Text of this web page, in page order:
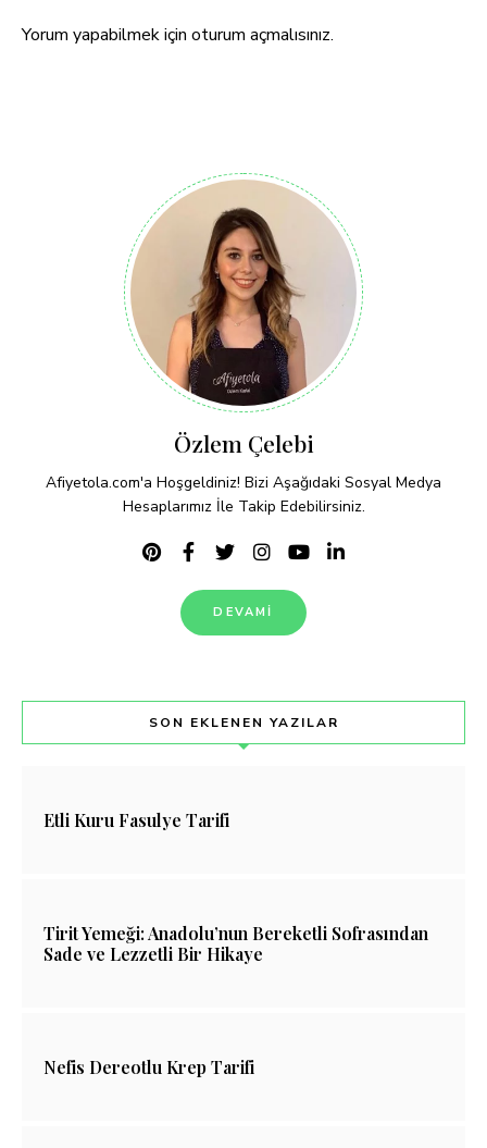
Yorum yapabilmek için oturum açmalısınız.
Özlem Çelebi
Afiyetola.com'a Hoşgeldiniz! Bizi Aşağıdaki Sosyal Medya
Hesaplarımız İle Takip Edebilirsiniz.
DEVAMI
SON EKLENEN YAZILAR
Etli Kuru Fasulye Tarifi
Tirit Yemeği: Anadolu’nun Bereketli Sofrasından
Sade ve Lezzetli Bir Hikaye
Nefis Dereotlu Krep Tarifi